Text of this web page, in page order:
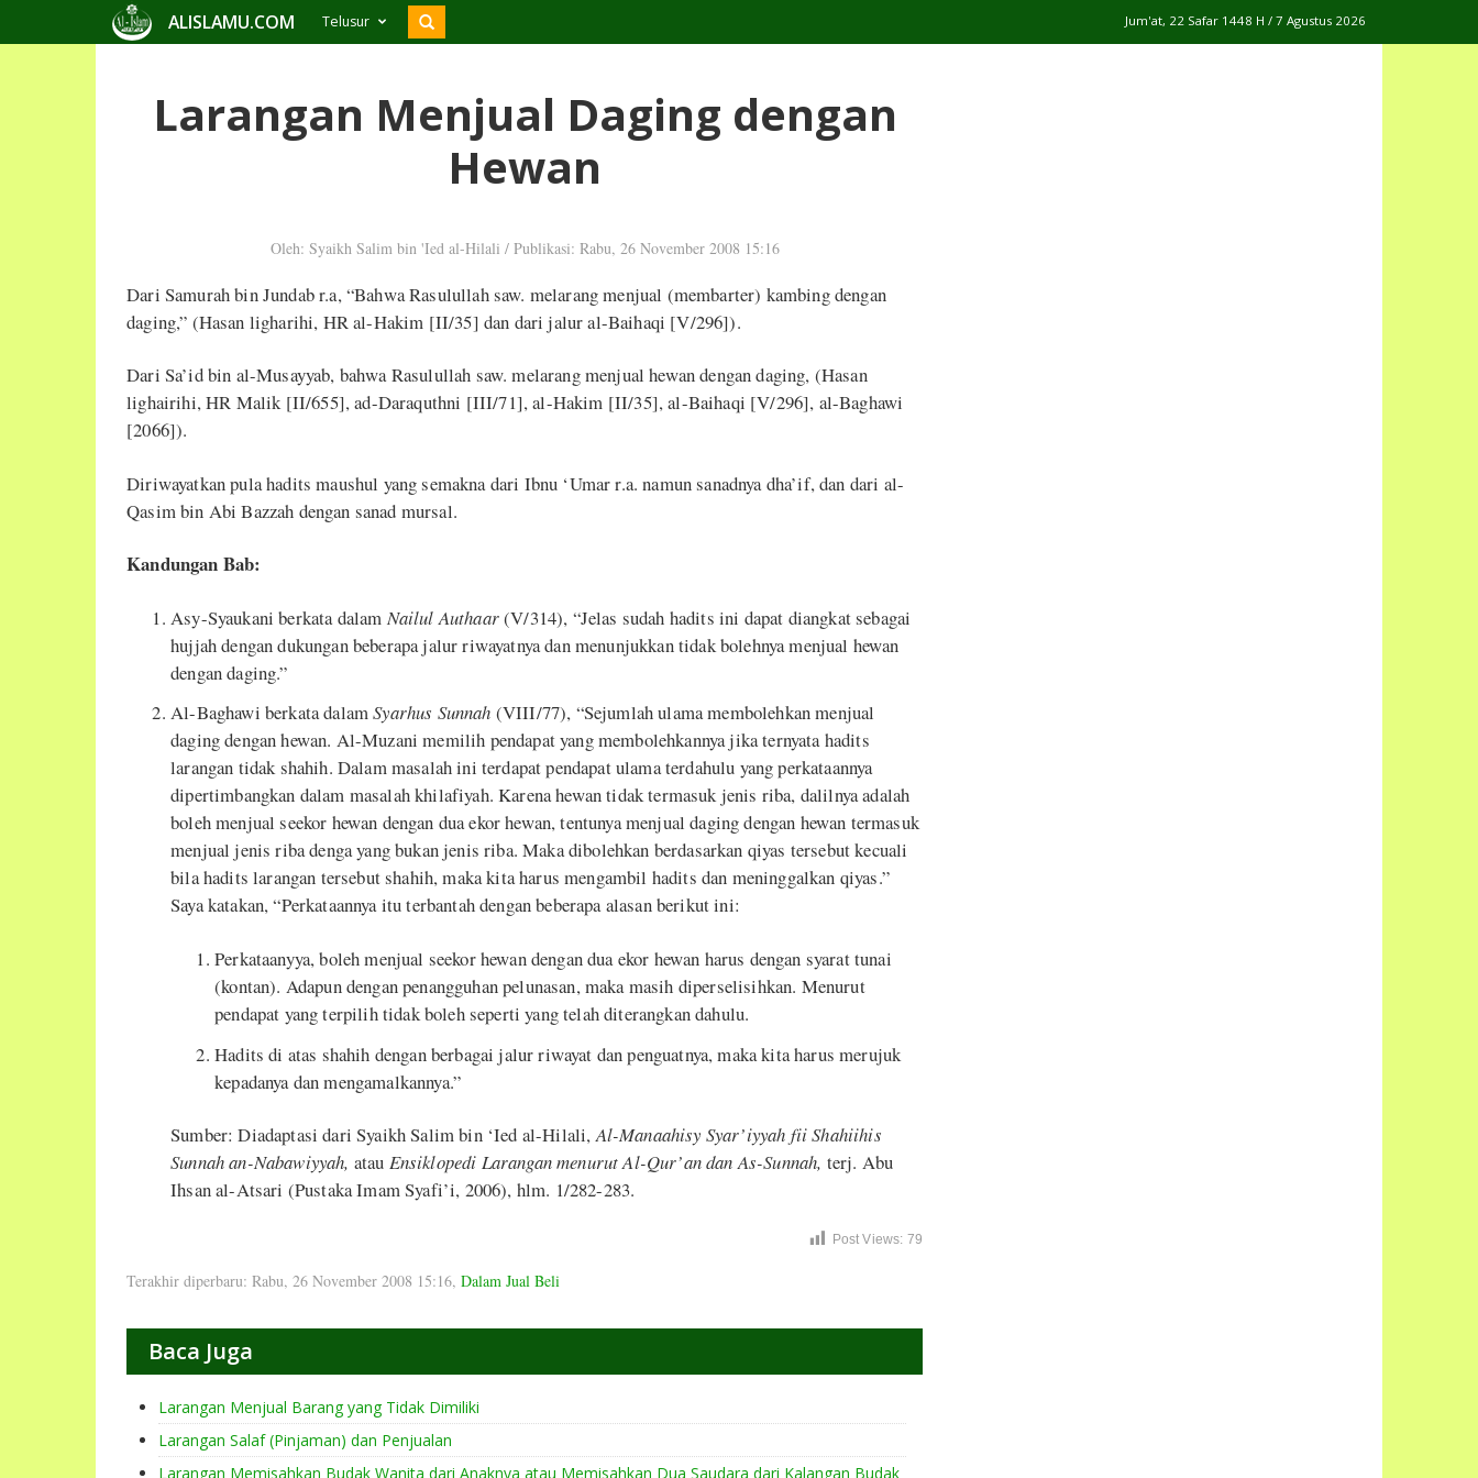
ALISLAMU.COM Telusur Jum'at, 22 Safar 1448 H / 7 Agustus 2026
Larangan Menjual Daging dengan
Hewan
Oleh: Syaikh Salim bin 'Ied al-Hilali / Publikasi: Rabu, 26 November 2008 15:16
Dari Samurah bin Jundab r.a, “Bahwa Rasulullah saw. melarang menjual (membarter) kambing dengan
daging,” (Hasan ligharihi, HR al-Hakim [II/35] dan dari jalur al-Baihaqi [V/296]).
Dari Sa’id bin al-Musayyab, bahwa Rasulullah saw. melarang menjual hewan dengan daging, (Hasan
lighairihi, HR Malik [II/655], ad-Daraquthni [III/71], al-Hakim [II/35], al-Baihaqi [V/296], al-Baghawi
[2066]).
Diriwayatkan pula hadits maushul yang semakna dari Ibnu ‘Umar r.a. namun sanadnya dha’if, dan dari al-
Qasim bin Abi Bazzah dengan sanad mursal.
Kandungan Bab:
Asy-Syaukani berkata dalam Nailul Authaar(V/314), “Jelas sudah hadits ini dapat diangkat sebagai
hujjah dengan dukungan beberapa jalur riwayatnya dan menunjukkan tidak bolehnya menjual hewan
dengan daging.”
Al-Baghawi berkata dalamSyarhus Sunnah (VIII/77), “Sejumlah ulama membolehkan menjual
daging dengan hewan. Al-Muzani memilih pendapat yang membolehkannya jika ternyata hadits
larangan tidak shahih. Dalam masalah ini terdapat pendapat ulama terdahulu yang perkataannya
dipertimbangkan dalam masalah khilafiyah. Karena hewan tidak termasuk jenis riba, dalilnya adalah
boleh menjual seekor hewan dengan dua ekor hewan, tentunya menjual daging dengan hewan termasuk
menjual jenis riba denga yang bukan jenis riba. Maka dibolehkan berdasarkan qiyas tersebut kecuali
bila hadits larangan tersebut shahih, maka kita harus mengambil hadits dan meninggalkan qiyas.”
Saya katakan, “Perkataannya itu terbantah dengan beberapa alasan berikut ini:
Perkataanyya, boleh menjual seekor hewan dengan dua ekor hewan harus dengan syarat tunai
(kontan). Adapun dengan penangguhan pelunasan, maka masih diperselisihkan. Menurut
pendapat yang terpilih tidak boleh seperti yang telah diterangkan dahulu.
Hadits di atas shahih dengan berbagai jalur riwayat dan penguatnya, maka kita harus merujuk
kepadanya dan mengamalkannya.”
Sumber: Diadaptasi dari Syaikh Salim bin ‘Ied al-Hilali,Al-Manaahisy Syar’iyyah fii Shahiihis
Sunnah an-Nabawiyyah, atau Ensiklopedi Larangan menurut Al-Qur’an dan As-Sunnah, terj. Abu
Ihsan al-Atsari (Pustaka Imam Syafi’i, 2006), hlm. 1/282-283.
Post Views: 79
Terakhir diperbaru: Rabu, 26 November 2008 15:16, Dalam Jual Beli
Baca Juga
Larangan Menjual Barang yang Tidak Dimiliki
Larangan Salaf (Pinjaman) dan Penjualan
Larangan Memisahkan Budak Wanita dari Anaknya atau Memisahkan Dua Saudara dari Kalangan Budak